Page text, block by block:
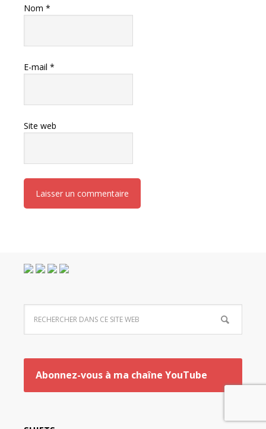
Nom *
E-mail *
Site web
Abonnez-vous à ma chaîne YouTube